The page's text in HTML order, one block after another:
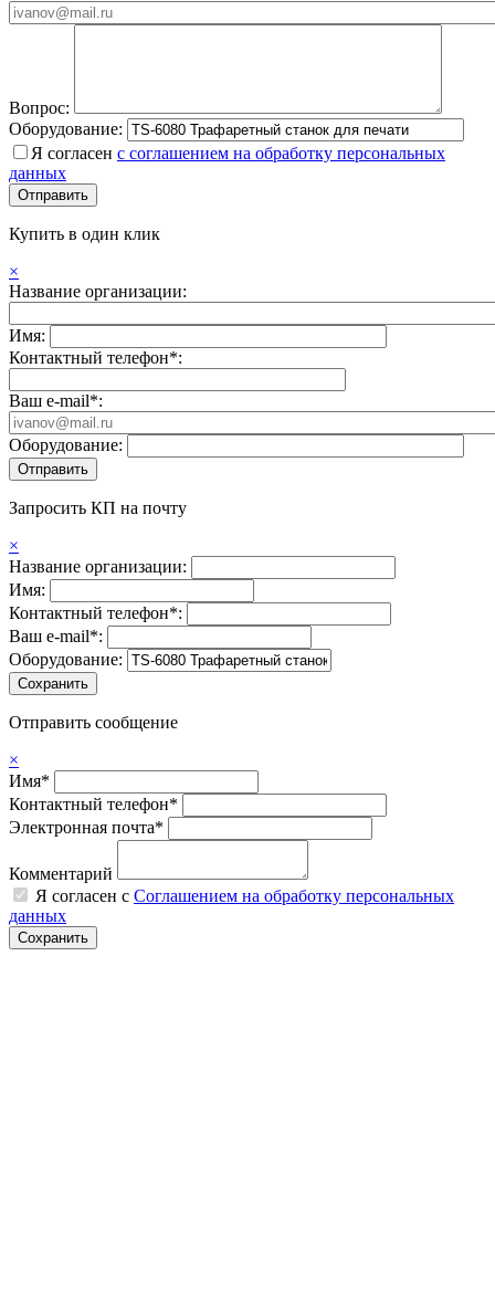
Вопрос:
Оборудование:
Я согласен с соглашением на обработку персональных
данных
Купить в один клик
×
Название организации:
Имя:
Контактный телефон*:
Ваш e-mail*:
Оборудование:
Запросить КП на почту
×
Название организации:
Имя:
Контактный телефон*:
Ваш e-mail*:
Оборудование:
Отправить сообщение
×
Имя*
Контактный телефон*
Электронная почта*
Комментарий
Я согласен с Соглашением на обработку персональных
данных